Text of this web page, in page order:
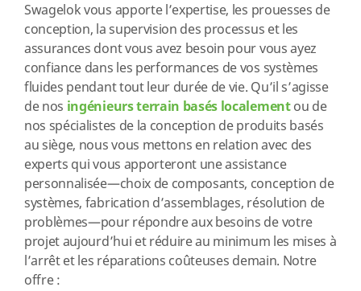
Swagelok vous apporte l’expertise, les prouesses de
conception, la supervision des processus et les
assurances dont vous avez besoin pour vous ayez
confiance dans les performances de vos systèmes
fluides pendant tout leur durée de vie. Qu’il s’agisse
de nos ingénieurs terrain basés localementou de
nos spécialistes de la conception de produits basés
au siège, nous vous mettons en relation avec des
experts qui vous apporteront une assistance
personnalisée—choix de composants, conception de
systèmes, fabrication d’assemblages, résolution de
problèmes—pour répondre aux besoins de votre
projet aujourd’hui et réduire au minimum les mises à
l’arrêt et les réparations coûteuses demain. Notre
offre :